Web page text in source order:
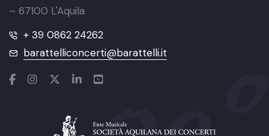
– 67100 L'Aquila
+ 39 0862 24262
barattelliconcerti@barattelli.it